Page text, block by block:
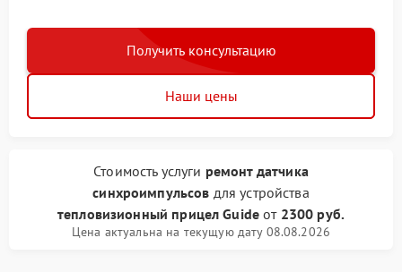
Получить консультацию
Наши цены
Стоимость услуги ремонт датчика
синхроимпульсов для устройства
тепловизионный прицел Guide от 2300 руб.
Цена актуальна на текущую дату 08.08.2026